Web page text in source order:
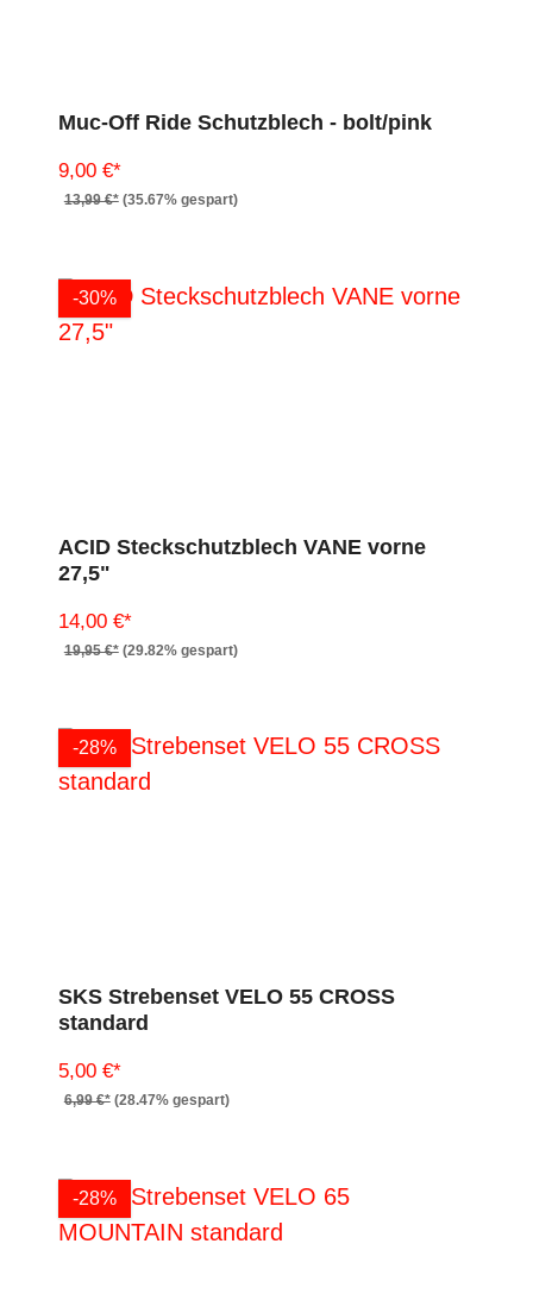
Muc-Off Ride Schutzblech - bolt/pink
9,00 €*
13,99 €* (35.67% gespart)
-30%
ACID Steckschutzblech VANE vorne
27,5"
14,00 €*
19,95 €* (29.82% gespart)
-28%
SKS Strebenset VELO 55 CROSS
standard
5,00 €*
6,99 €* (28.47% gespart)
-28%